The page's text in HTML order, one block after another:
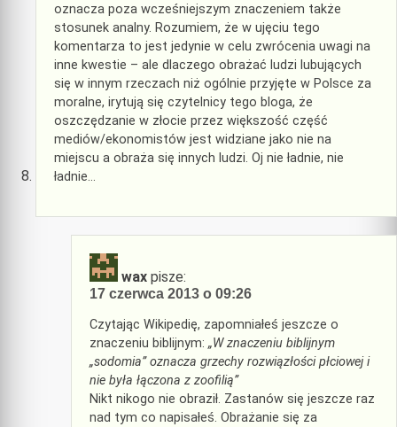
oznacza poza wcześniejszym znaczeniem także
stosunek analny. Rozumiem, że w ujęciu tego
komentarza to jest jedynie w celu zwrócenia uwagi na
inne kwestie – ale dlaczego obrażać ludzi lubujących
się w innym rzeczach niż ogólnie przyjęte w Polsce za
moralne, irytują się czytelnicy tego bloga, że
oszczędzanie w złocie przez większość część
mediów/ekonomistów jest widziane jako nie na
miejscu a obraża się innych ludzi. Oj nie ładnie, nie
ładnie…
wax pisze:
17 czerwca 2013 o 09:26
Czytając Wikipedię, zapomniałeś jeszcze o
znaczeniu biblijnym: „W znaczeniu biblijnym
„sodomia” oznacza grzechy rozwiązłości płciowej i
nie była łączona z zoofilią”
Nikt nikogo nie obraził. Zastanów się jeszcze raz
nad tym co napisałeś. Obrażanie się za